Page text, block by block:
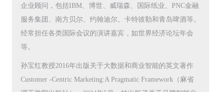
企业顾问，包括IBM、博世、威瑞森、国际纸业、PNC金融
服务集团、南方贝尔、约翰迪尔、卡特彼勒和青岛啤酒等。
经常担任各类国际会议的演讲嘉宾，如世界经济论坛年会
等。
孙宝红教授2016年出版关于大数据和商业智能的英文著作
Customer -Centric Marketing:A Pragmatic Framework（麻省